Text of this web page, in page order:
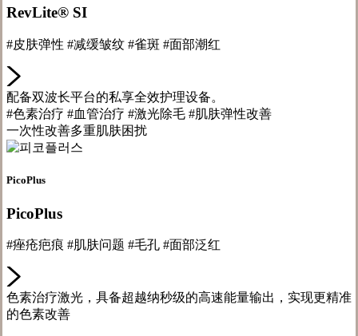
RevLite® SI
#皮肤弹性 #减缓皱纹 #雀斑 #面部潮红
配备双波长平台的私享全效护理设备。
#色素治疗 #血管治疗 #激光除毛 #肌肤弹性改善
一次性改善多重肌肤困扰
PicoPlus
PicoPlus
#痤疮疤痕 #肌肤问题 #毛孔 #面部泛红
色素治疗激光，具备超越纳秒级的高速能量输出，实现更精准
的色素改善